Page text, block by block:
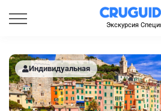
Экскурсия
Индивидуальная